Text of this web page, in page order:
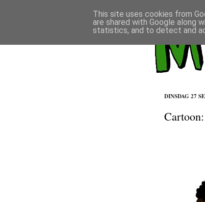
DINSDAG 27
This site uses cookies from
are shared with Google along
statistics, and to detect and